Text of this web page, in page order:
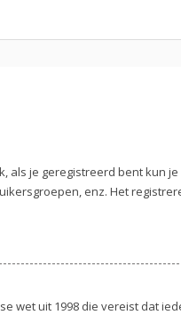
je geregistreerd bent kun
enz. Het
wet uit 1998 die vereist dat